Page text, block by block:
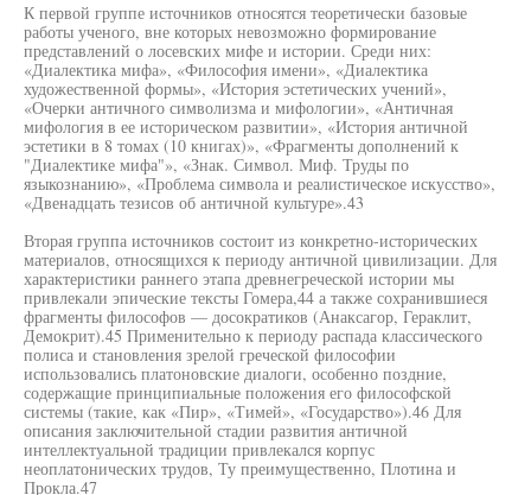
К первой группе источников относятся теоретически базовые
работы ученого, вне которых невозможно формирование
представлений о лосевских мифе и истории. Среди них:
«Диалектика мифа», «Философия имени», «Диалектика
художественной формы», «История эстетических учений»,
«Очерки античного символизма и мифологии», «Античная
мифология в ее историческом развитии», «История античной
эстетики в 8 томах (10 книгах)», «Фрагменты дополнений к
"Диалектике мифа"», «Знак. Символ. Миф. Труды по
языкознанию», «Проблема символа и реалистическое искусство»,
«Двенадцать тезисов об античной культуре».43
Вторая группа источников состоит из конкретно-исторических
материалов, относящихся к периоду античной цивилизации. Для
характеристики раннего этапа древнегреческой истории мы
привлекали эпические тексты Гомера,44 а также сохранившиеся
фрагменты философов — досократиков (Анаксагор, Гераклит,
Демокрит).45 Применительно к периоду распада классического
полиса и становления зрелой греческой философии
использовались платоновские диалоги, особенно поздние,
содержащие принципиальные положения его философской
системы (такие, как «Пир», «Тимей», «Государство»).46 Для
описания заключительной стадии развития античной
интеллектуальной традиции привлекался корпус
неоплатонических трудов, Ту преимущественно, Плотина и
Прокла.47